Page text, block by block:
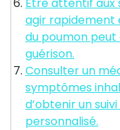
agir rapidement
du poumon
guérison.
Consulter un
symptômes
d’obtenir un
personnalisé.